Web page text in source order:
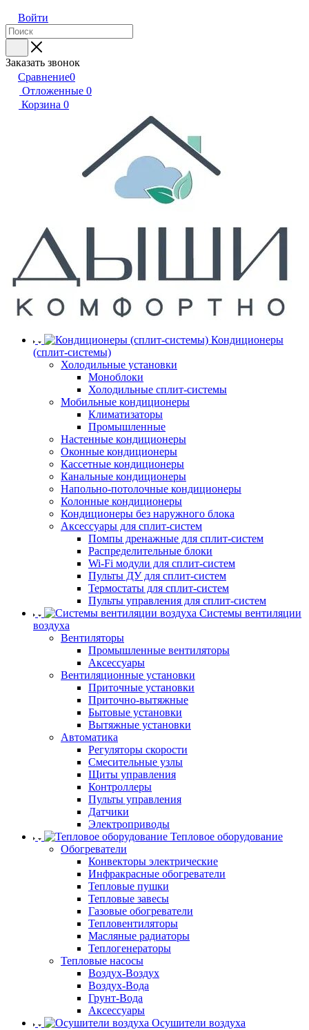
Войти
Заказать звонок
Сравнение0
Отложенные 0
Корзина 0
Кондиционеры
(сплит-системы)
Холодильные установки
Моноблоки
Холодильные сплит-системы
Мобильные кондиционеры
Климатизаторы
Промышленные
Настенные кондиционеры
Оконные кондиционеры
Кассетные кондиционеры
Канальные кондиционеры
Напольно-потолочные кондиционеры
Колонные кондиционеры
Кондиционеры без наружного блока
Аксессуары для сплит-систем
Помпы дренажные для сплит-систем
Распределительные блоки
Wi-Fi модули для сплит-систем
Пульты ДУ для сплит-систем
Термостаты для сплит-систем
Пульты управления для сплит-систем
Системы вентиляции
воздуха
Вентиляторы
Промышленные вентиляторы
Аксессуары
Вентиляционные установки
Приточные установки
Приточно-вытяжные
Бытовые установки
Вытяжные установки
Автоматика
Регуляторы скорости
Смесительные узлы
Щиты управления
Контроллеры
Пульты управления
Датчики
Электроприводы
Тепловое оборудование
Обогреватели
Конвекторы электрические
Инфракрасные обогреватели
Тепловые пушки
Тепловые завесы
Газовые обогреватели
Тепловентиляторы
Масляные радиаторы
Теплогенераторы
Тепловые насосы
Воздух-Воздух
Воздух-Вода
Грунт-Вода
Аксессуары
Осушители воздуха